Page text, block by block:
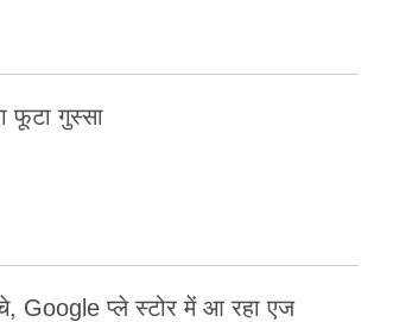
फूटा गुस्सा
Google प्ले स्टोर में आ रहा एज